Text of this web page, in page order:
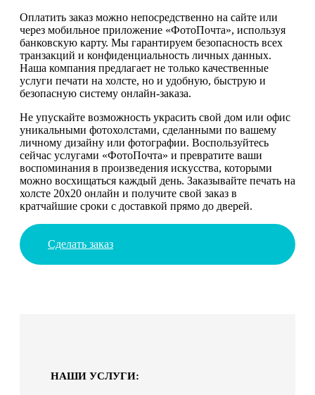
Оплатить заказ можно непосредственно на сайте или
через мобильное приложение «ФотоПочта», используя
банковскую карту. Мы гарантируем безопасность всех
транзакций и конфиденциальность личных данных.
Наша компания предлагает не только качественные
услуги печати на холсте, но и удобную, быструю и
безопасную систему онлайн-заказа.
Не упускайте возможность украсить свой дом или офис
уникальными фотохолстами, сделанными по вашему
личному дизайну или фотографии. Воспользуйтесь
сейчас услугами «ФотоПочта» и превратите ваши
воспоминания в произведения искусства, которыми
можно восхищаться каждый день. Заказывайте печать на
холсте 20х20 онлайн и получите свой заказ в
кратчайшие сроки с доставкой прямо до дверей.
Сделать заказ
НАШИ УСЛУГИ: